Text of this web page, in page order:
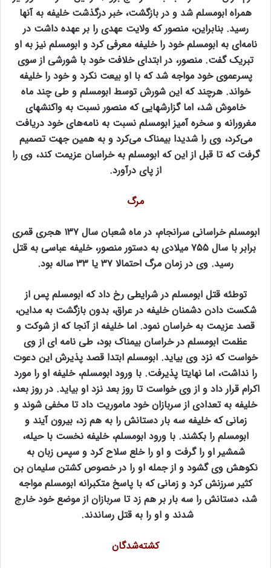
همراه ابومسلم شد و در بازگشت، خبر درگذشت خلیفه به آنها
رسید. بنابراین، منصور که ولایت عهدی را بر عهده داشت در
نامه‌ای به ابومسلم خود را خلیفه معرفی کرد و ابومسلم نیز به او
تبریک گفت. منصور، در ابتدای خلافت خود با شورشی از سوی
پسرعموی خود مواجه شد که با او بیعت نکرد و خود را خلیفه
خواند. هرچند که این شورش توسط ابومسلم و طی چند ماه
خاموش شد، اما گزارشهایی که منصور نسبت به واکنشهای
مغرورانه و سخره آمیز ابومسلم نسبت به نامه‌های خود دریافت
می‌کرد، وی را شدیدا بیمناک می‌کرد و به همین جهت تصمیم
گرفت که تا قبل از این که ابومسلم به خراسان عزیمت کند، وی را
از پای درآورد.
مرگ
ابومسلم خراسانی سرانجام، در ماه شعبان سال ۱۳۷ هجری قمری
برابر با سال ۷۵۵ میلادی به دستور منصور، خلیفه عباسی به قتل
رسید. وی در زمان مرگ احتمالا ۳۷ یا ۳۳ ساله بود.
توطئه قتل ابومسلم در شرایطی رخ داد که ابومسلم پس از
شکست دادن دشمنان خلیفه در عراق، بدون بازگشت به مداین،
قصد عزیمت به خراسان نمود. اما خلیفه از آنجا که از شوکت و
عظمت ابومسلم در خراسان بیمناک بود، طی نامه ای از وی
خواست که نزد وی بیاید. ابومسلم ابتدا قصد پذیرش این دعوت
را نداشت، اما نهایتا پذیرفت. با ورود ابومسلم، خلیفه او را مورد
اکرام قرار داد و از وی خواست تا روز بعد نزد او بیاید. در روز بعد،
خلیفه به تعدادی از سربازان خود ماموریت داد تا مخفی شوند و
زمانی که خلیفه سه بار دستانش را به هم زد، بیرون آیند و
ابومسلم را بکشند. با ورود ابومسلم، خلیفه نخست با حیله،
شمشیر او را گرفت و او را خلع سلاح کرد و سپس زبان به
نکوهش وی گشود و از جمله او را در خصوص کشتن سلیمان بن
کثیر سرزنش کرد و زمانی که با پاسخ متکبرانه ابومسلم مواجه
شد، دستانش را سه بار بر هم زد تا سربازان از موضع خود خارج
شدند و او را به قتل رساندند.
کشته‌شدگان